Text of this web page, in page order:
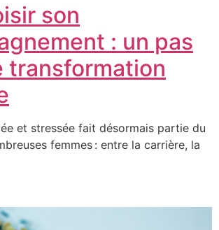
son
: un pas
transformation
et stressée fait désormais partie du
femmes : entre la carrière, la